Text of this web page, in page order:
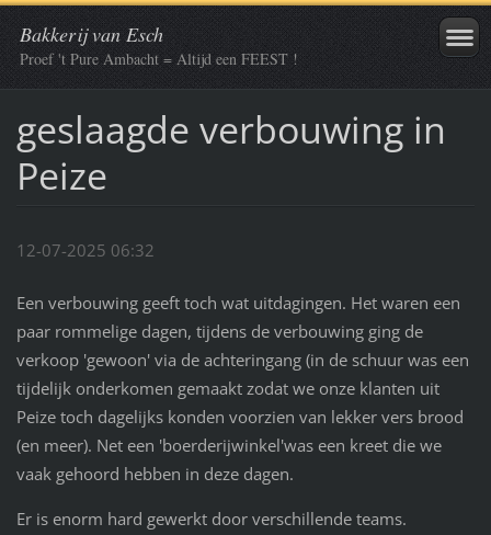
Bakkerij van Esch
Proef 't Pure Ambacht = Altijd een FEEST !
geslaagde verbouwing in
Peize
12-07-2025 06:32
Een verbouwing geeft toch wat uitdagingen. Het waren een
paar rommelige dagen, tijdens de verbouwing ging de
verkoop 'gewoon' via de achteringang (in de schuur was een
tijdelijk onderkomen gemaakt zodat we onze klanten uit
Peize toch dagelijks konden voorzien van lekker vers brood
(en meer). Net een 'boerderijwinkel'was een kreet die we
vaak gehoord hebben in deze dagen.
Er is enorm hard gewerkt door verschillende teams.